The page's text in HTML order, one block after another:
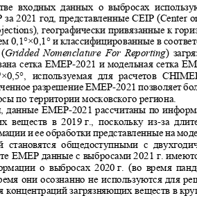
входных данных о выбросах
за 2021 год, представленныеCEIP (Center
географически привязанные к
0,1°×0,1° и классифицированные в
Gridded Nomenclature For Reporting)
сеткаEMEP-2021 и модельная сетка
используемая для расчетов
разрешение ЕМЕР-2021 позволяет
по территории московского региона.
данные EMEP-2021 рассчитаны по
веществ в 2019 г., поскольку из-за
и ее обработки представленные на
становятся общедоступными с
ЕМЕР данные с выбросами 2021 г.
о выбросах 2020 г. (во время
они осознанно не используются для
концентраций загрязняющих веществ в